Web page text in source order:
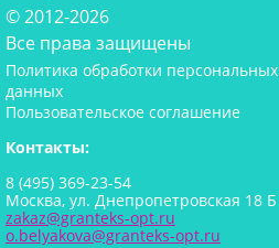
© 2012-2026
Все права защищены
Политика обработки персональных
данных
Пользовательское соглашение
Контакты:
8 (495) 369-23-54
Москва, ул. Днепропетровская 18 Б
zakaz@granteks-opt.ru
o.belyakova@granteks-opt.ru